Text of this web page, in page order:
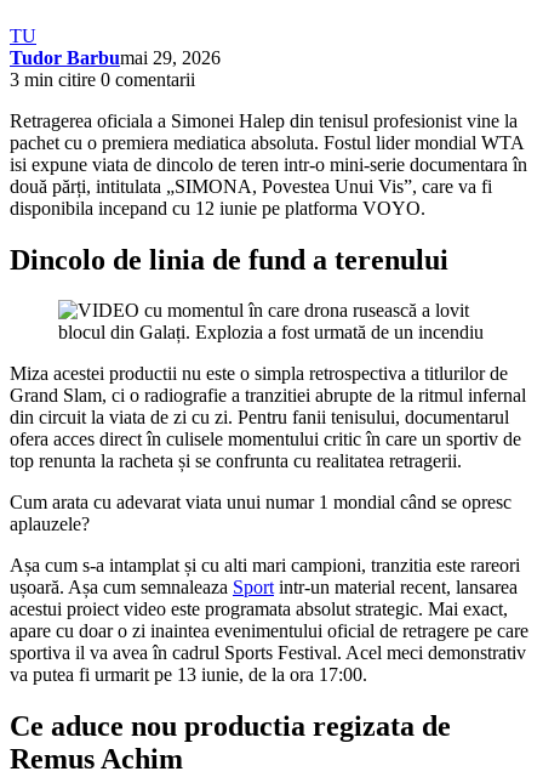
TU
Tudor Barbumai 29, 2026
3 min citire 0 comentarii
Retragerea oficiala a Simonei Halep din tenisul profesionist vine la
pachet cu o premiera mediatica absoluta. Fostul lider mondial WTA
isi expune viata de dincolo de teren intr-o mini-serie documentara în
două părți, intitulata „SIMONA, Povestea Unui Vis”, care va fi
disponibila incepand cu 12 iunie pe platforma VOYO.
Dincolo de linia de fund a terenului
Miza acestei productii nu este o simpla retrospectiva a titlurilor de
Grand Slam, ci o radiografie a tranzitiei abrupte de la ritmul infernal
din circuit la viata de zi cu zi. Pentru fanii tenisului, documentarul
ofera acces direct în culisele momentului critic în care un sportiv de
top renunta la racheta și se confrunta cu realitatea retragerii.
Cum arata cu adevarat viata unui numar 1 mondial când se opresc
aplauzele?
Așa cum s-a intamplat și cu alti mari campioni, tranzitia este rareori
ușoară. Așa cum semnaleaza Sportintr-un material recent, lansarea
acestui proiect video este programata absolut strategic. Mai exact,
apare cu doar o zi inaintea evenimentului oficial de retragere pe care
sportiva il va avea în cadrul Sports Festival. Acel meci demonstrativ
va putea fi urmarit pe 13 iunie, de la ora 17:00.
Ce aduce nou productia regizata de
Remus Achim